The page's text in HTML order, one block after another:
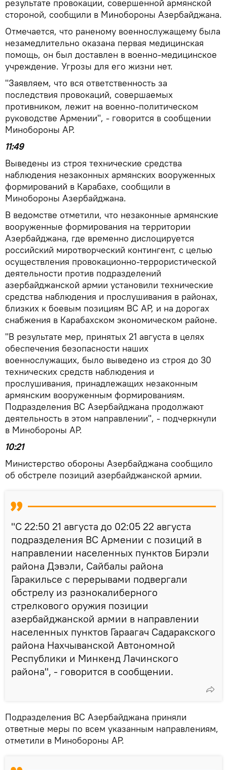
результате провокации, совершенной армянской
стороной, сообщили в Минобороны Азербайджана.
Отмечается, что раненому военнослужащему была
незамедлительно оказана первая медицинская
помощь, он был доставлен в военно-медицинское
учреждение. Угрозы для его жизни нет.
"Заявляем, что вся ответственность за
последствия провокаций, совершаемых
противником, лежит на военно-политическом
руководстве Армении", - говорится в сообщении
Минобороны АР.
11:49
Выведены из строя технические средства
наблюдения незаконных армянских вооруженных
формирований в Карабахе, сообщили в
Минобороны Азербайджана.
В ведомстве отметили, что незаконные армянские
вооруженные формирования на территории
Азербайджана, где временно дислоцируется
российский миротворческий контингент, с целью
осуществления провокационно-террористической
деятельности против подразделений
азербайджанской армии установили технические
средства наблюдения и прослушивания в районах,
близких к боевым позициям ВС АР, и на дорогах
снабжения в Карабахском экономическом районе.
"В результате мер, принятых 21 августа в целях
обеспечения безопасности наших
военнослужащих, было выведено из строя до 30
технических средств наблюдения и
прослушивания, принадлежащих незаконным
армянским вооруженным формированиям.
Подразделения ВС Азербайджана продолжают
деятельность в этом направлении", - подчеркнули
в Минобороны АР.
10:21
Министерство обороны Азербайджана сообщило
об обстреле позиций азербайджанской армии.
"С 22:50 21 августа до 02:05 22 августа
подразделения ВС Армении с позиций в
направлении населенных пунктов Бирэли
района Дэвэли, Сайбалы района
Гаракильсе с перерывами подвергали
обстрелу из разнокалиберного
стрелкового оружия позиции
азербайджанской армии в направлении
населенных пунктов Гараагач Садаракского
района Нахчыванской Автономной
Республики и Минкенд Лачинского
района", - говорится в сообщении.
Подразделения ВС Азербайджана приняли
ответные меры по всем указанным направлениям,
отметили в Минобороны АР.